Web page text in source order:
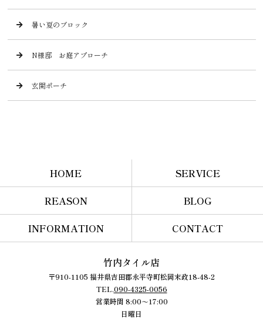
暑い夏のブロック
N様邸 お庭アプローチ
玄関ポーチ
HOME
SERVICE
REASON
BLOG
INFORMATION
CONTACT
竹内タイル店
〒910-1105 福井県吉田郡永平寺町松岡末政18-48-2
TEL.090-4325-0056
営業時間 8:00～17:00
日曜日